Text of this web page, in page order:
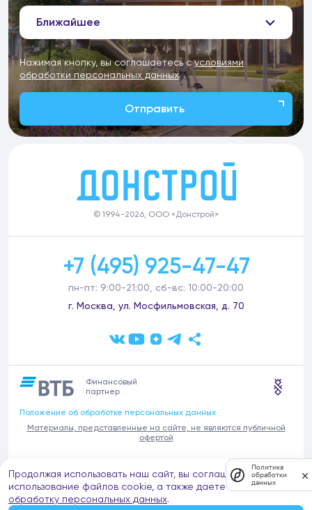
Ближайшее
Нажимая кнопку, вы соглашаетесь сусловиями
обработки персональных данных
Отправить
© 1994-2026, ООО «Донстрой»
+7 (495) 925-47-47
пн-пт: 9:00-21:00, сб-вс: 10:00-20:00
г. Москва, ул. Мосфильмовская, д. 70
Финансовый
партнер
Положение об обработке персональных данных
Материалы, представленные на сайте, не являются публичной
офертой
В связи с участившимися случаями предложений частных услуг от
имени компании Донстрой (проведения ремонтов, продажи
отделочных материалов и т.п.), обращаем внимание на то, что
компания Донстрой не оказывает таких услуг, не имеет
представительств такого профиля и не обращается к частным
Продолжая использовать наш сайт, вы соглашаетесь на
использование файлов cookie, а также даете согласие на
обработку персональных данных.
Политика
обработки
данных